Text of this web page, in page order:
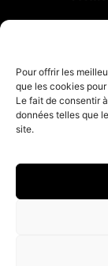
Pour offrir les
que les cookies
Le fait de consentir
données telles que
site.
Création du site :